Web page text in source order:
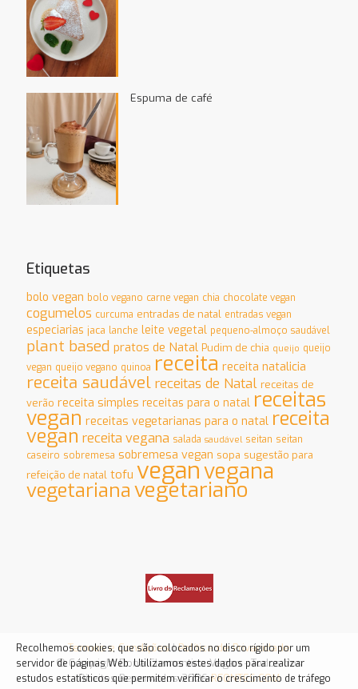
Espuma de café
Etiquetas
bolo vegan bolo vegano carne vegan chia chocolate vegan
cogumelos curcuma entradas de natal entradas vegan
especiarias jaca lanche leite vegetal pequeno-almoço saudável
plant based pratos de Natal Pudim de chia queijo queijo
vegan queijo vegano quinoa receita receita natalicia
receita saudável receitas de Natal receitas de
verão receita simples receitas para o natal receitas
vegan receitas vegetarianas para o natal receita
vegan receita vegana salada saudável seitan seitan
caseiro sobremesa sobremesa vegan sopa sugestão para
refeição de natal tofu veganvegana
vegetarianavegetariano
Termos e Condições|Política de Privacidade
© Copyright Dona Clementina Vegan - Todos dos
Direitos Reservados 2026RFONTES.COM
Recolhemos cookies, que são colocados no disco rígido por um
servidor de páginas Web. Utilizamos estes dados para realizar
estudos estatísticos que permitem verificar o crescimento de tráfego